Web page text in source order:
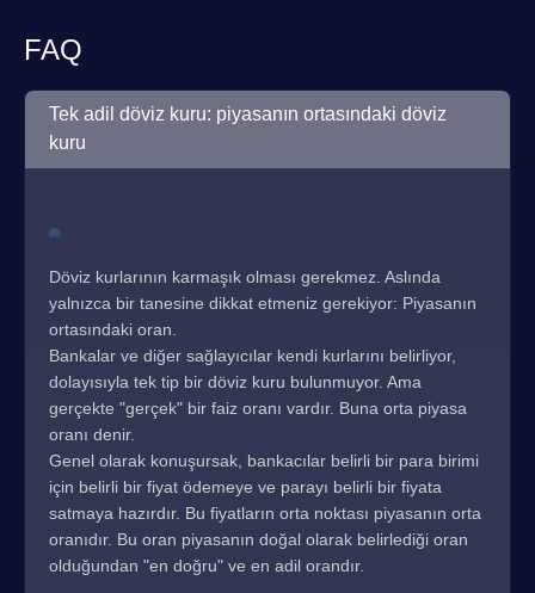
FAQ
Tek adil döviz kuru: piyasanın ortasındaki döviz
kuru
Döviz kurlarının karmaşık olması gerekmez. Aslında
yalnızca bir tanesine dikkat etmeniz gerekiyor: Piyasanın
ortasındaki oran.
Bankalar ve diğer sağlayıcılar kendi kurlarını belirliyor,
dolayısıyla tek tip bir döviz kuru bulunmuyor. Ama
gerçekte "gerçek" bir faiz oranı vardır. Buna orta piyasa
oranı denir.
Genel olarak konuşursak, bankacılar belirli bir para birimi
için belirli bir fiyat ödemeye ve parayı belirli bir fiyata
satmaya hazırdır. Bu fiyatların orta noktası piyasanın orta
oranıdır. Bu oran piyasanın doğal olarak belirlediği oran
olduğundan "en doğru" ve en adil orandır.